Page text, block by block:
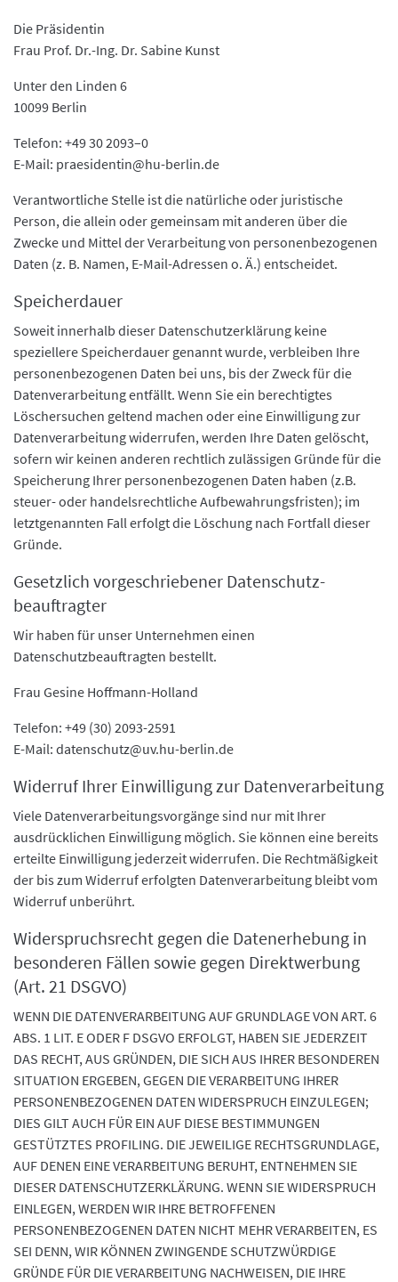
Die Präsidentin
Frau Prof. Dr.-Ing. Dr. Sabine Kunst
Unter den Linden 6
10099 Berlin
Telefon: +49 30 2093–0
E-Mail: praesidentin@hu-berlin.de
Verantwortliche Stelle ist die natürliche oder juristische
Person, die allein oder gemeinsam mit anderen über die
Zwecke und Mittel der Verarbeitung von personenbezogenen
Daten (z. B. Namen, E-Mail-Adressen o. Ä.) entscheidet.
Speicherdauer
Soweit innerhalb dieser Datenschutzerklärung keine
speziellere Speicherdauer genannt wurde, verbleiben Ihre
personenbezogenen Daten bei uns, bis der Zweck für die
Datenverarbeitung entfällt. Wenn Sie ein berechtigtes
Löschersuchen geltend machen oder eine Einwilligung zur
Datenverarbeitung widerrufen, werden Ihre Daten gelöscht,
sofern wir keinen anderen rechtlich zulässigen Gründe für die
Speicherung Ihrer personenbezogenen Daten haben (z.B.
steuer- oder handelsrechtliche Aufbewahrungsfristen); im
letztgenannten Fall erfolgt die Löschung nach Fortfall dieser
Gründe.
Gesetzlich vorgeschriebener Datenschutz­
beauftragter
Wir haben für unser Unternehmen einen
Datenschutzbeauftragten bestellt.
Frau Gesine Hoffmann-Holland
Telefon: +49 (30) 2093-2591
E-Mail: datenschutz@uv.hu-berlin.de
Widerruf Ihrer Einwilligung zur Datenverarbeitung
Viele Datenverarbeitungsvorgänge sind nur mit Ihrer
ausdrücklichen Einwilligung möglich. Sie können eine bereits
erteilte Einwilligung jederzeit widerrufen. Die Rechtmäßigkeit
der bis zum Widerruf erfolgten Datenverarbeitung bleibt vom
Widerruf unberührt.
Widerspruchsrecht gegen die Datenerhebung in
besonderen Fällen sowie gegen Direktwerbung
(Art. 21 DSGVO)
WENN DIE DATENVERARBEITUNG AUF GRUNDLAGE VON ART. 6
ABS. 1 LIT. E ODER F DSGVO ERFOLGT, HABEN SIE JEDERZEIT
DAS RECHT, AUS GRÜNDEN, DIE SICH AUS IHRER BESONDEREN
SITUATION ERGEBEN, GEGEN DIE VERARBEITUNG IHRER
PERSONENBEZOGENEN DATEN WIDERSPRUCH EINZULEGEN;
DIES GILT AUCH FÜR EIN AUF DIESE BESTIMMUNGEN
GESTÜTZTES PROFILING. DIE JEWEILIGE RECHTSGRUNDLAGE,
AUF DENEN EINE VERARBEITUNG BERUHT, ENTNEHMEN SIE
DIESER DATENSCHUTZERKLÄRUNG. WENN SIE WIDERSPRUCH
EINLEGEN, WERDEN WIR IHRE BETROFFENEN
PERSONENBEZOGENEN DATEN NICHT MEHR VERARBEITEN, ES
SEI DENN, WIR KÖNNEN ZWINGENDE SCHUTZWÜRDIGE
GRÜNDE FÜR DIE VERARBEITUNG NACHWEISEN, DIE IHRE